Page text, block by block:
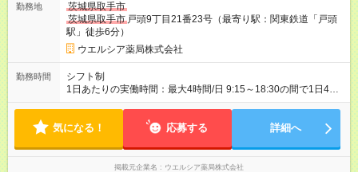
間の長さ：3ヶ月 雇用形態、給与は本採用時と同じです。
勤務地
茨城県取手市
茨城県取手市 戸頭9丁目21番23号（最寄り駅：関東鉄道「戸頭
駅」徒歩6分）
ウエルシア薬局株式会社
勤務時間
シフト制
1日あたりの実働時間：最大4時間/日 9:15～18:30の間で1日4時
間の勤務 ☆週2～5日の勤務 ※勤務曜日応相談 ☆未経験・無資格
気になる！ 応募する 詳細へ
掲載元企業名 ウエルシア薬局株式会社